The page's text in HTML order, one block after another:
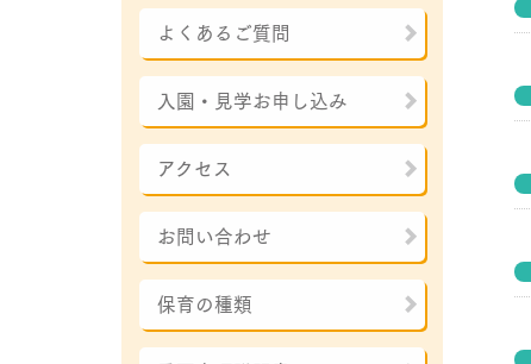
よくあるご質問
入園・見学お申し込み
アクセス
お問い合わせ
保育の種類